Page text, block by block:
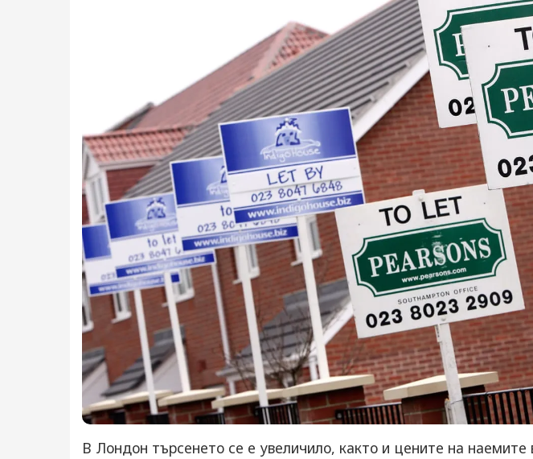
В Лондон търсенето се е увеличило, както и цените на наемите